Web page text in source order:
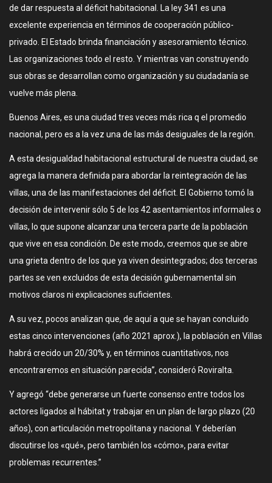
de dar respuesta al déficit habitacional. La ley 341 es una
excelente experiencia en términos de cooperación público-
privado. El Estado brinda financiación y asesoramiento técnico.
Las organizaciones todo el resto. Y mientras van construyendo
sus obras se desarrollan como organización y su ciudadanía se
vuelve más plena.
Buenos Aires, es una ciudad tres veces más rica q el promedio
nacional, pero es a la vez una de las más desiguales de la región.
A esta desigualdad habitacional estructural de nuestra ciudad, se
agrega la manera definida para abordar la reintegración de las
villas, una de las manifestaciones del déficit. El Gobierno tomó la
decisión de intervenir sólo 5 de los 42 asentamientos informales o
villas, lo que supone alcanzar una tercera parte de la población
que vive en esa condición. De este modo, creemos que se abre
una grieta dentro de los que ya viven desintegrados; dos terceras
partes se ven excluidos de esta decisión gubernamental sin
motivos claros ni explicaciones suficientes.
A su vez, pocos analizan que, de aquí a que se hayan concluido
estas cinco intervenciones (año 2021 aprox.), la población en Villas
habrá crecido un 20/30% y, en términos cuantitativos, nos
encontraremos en situación parecida”, consideró Roviralta.
Y agregó “debe generarse un fuerte consenso entre todos los
actores ligados al hábitat y trabajar en un plan de largo plazo (20
años), con articulación metropolitana y nacional. Y deberían
discutirse los «qué», pero también los «cómo», para evitar
problemas recurrentes.”